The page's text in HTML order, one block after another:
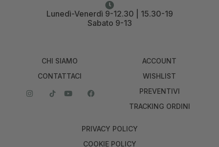
Lunedì-Venerdì 9-12.30 | 15.30-19
Sabato 9-13
CHI SIAMO
CONTATTACI
ACCOUNT
WISHLIST
PREVENTIVI
TRACKING ORDINI
PRIVACY POLICY
COOKIE POLICY